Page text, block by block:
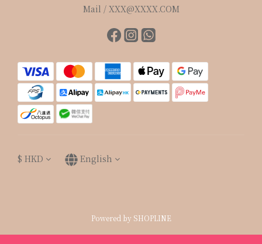
Mail / XXX@XXXX.COM
$ HKD English
Powered by SHOPLINE